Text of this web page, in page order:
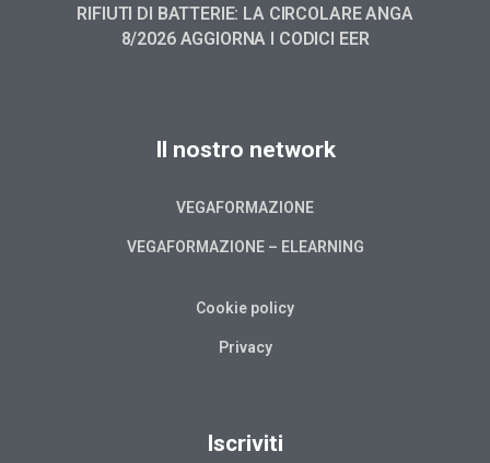
RIFIUTI DI BATTERIE: LA CIRCOLARE ANGA
8/2026 AGGIORNA I CODICI EER
Il nostro network
VEGAFORMAZIONE
VEGAFORMAZIONE – ELEARNING
Cookie policy
Privacy
Iscriviti